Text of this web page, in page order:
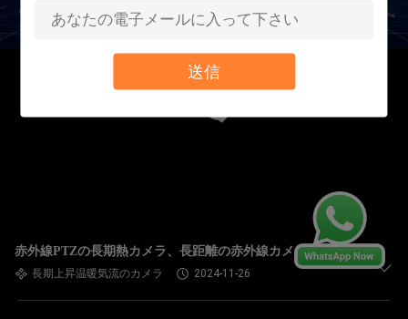
送信
赤外線PTZの長期熱カメラ、長距離の赤外線カメラ
長期上昇温暖気流のカメラ 2024-11-26